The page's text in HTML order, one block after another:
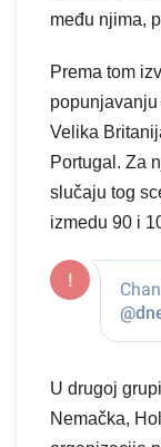
među njima,
Prema tom
Velika
Portugal. Za
slučaju tog
izmedu 90 i
U drugoj
Nemačka,